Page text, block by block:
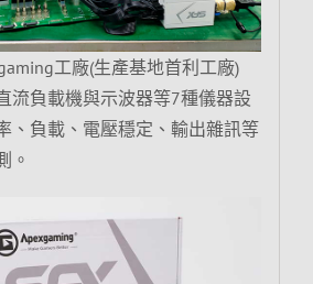
工廠(生產基地首利工廠)
流負載機與示波器等7種儀器設
、負載、電壓穩定、輸出雜訊等
。